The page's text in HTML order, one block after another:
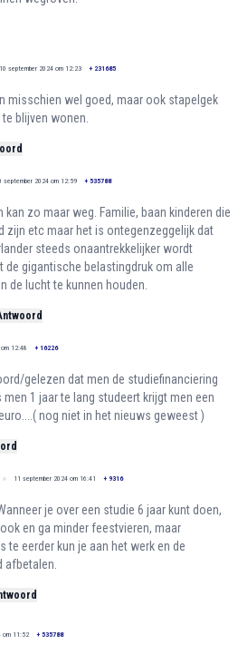
10 september 2024 om 12:23 + 231685
misschien wel goed, maar ook stapelgek
blijven wonen.
september 2024 om 12:59 + 535788
kan zo maar weg. Familie, baan kinderen die
zijn etc maar het is ontegenzeggelijk dat
steeds onaantrekkelijker wordt
de gigantische belastingdruk om alle
de lucht te kunnen houden.
12:48 + 16226
gelezen dat men de studiefinanciering
1 jaar te lang studeert krijgt men een
nog niet in het nieuws geweest )
11 september 2024 om 16:41 + 9316
je over een studie 6 jaar kunt doen,
en ga minder feestvieren, maar
te eerder kun je aan het werk en de
afbetalen.
om 11:52 + 535788